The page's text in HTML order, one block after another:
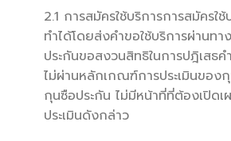
2.1 การสมัครใช้บริการการสมัครใ
ทำได้โดยส่งคำขอใช้บริการผ่านทา
ประกันขอสงวนสิทธิในการปฎิเสธ
ไม่ผ่านหลักเกณฑ์การประเมินของ
กุนซือประกัน ไม่มีหน้าที่ที่ต้องเปิด
ประเมินดังกล่าว